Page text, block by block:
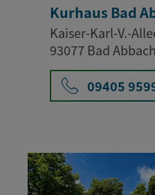
Kurhaus Bad
Kaiser-Karl-V.-
93077 Bad Abbach
09405